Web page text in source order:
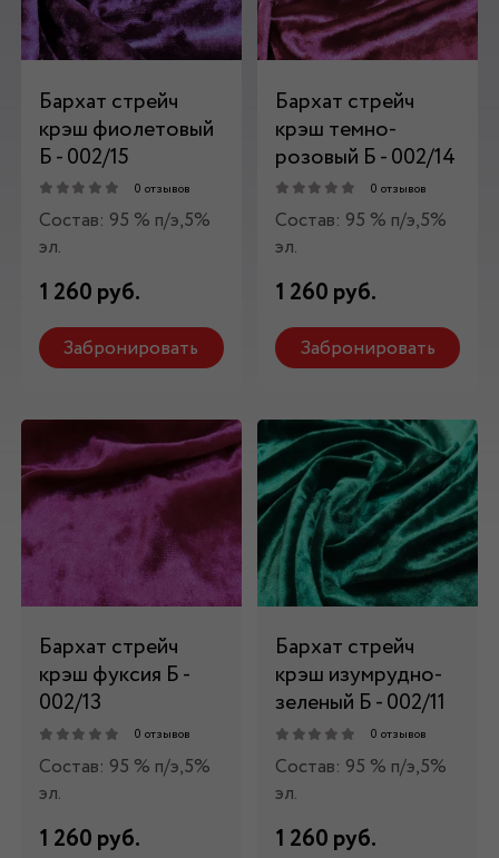
Бархат стрейч
крэш фиолетовый
Б - 002/15
0 отзывов
Состав: 95 % п/э,5%
эл.
1 260 руб.
Забронировать
Бархат стрейч
крэш темно-
розовый Б - 002/14
0 отзывов
Состав: 95 % п/э,5%
эл.
1 260 руб.
Забронировать
Бархат стрейч
крэш фуксия Б -
002/13
0 отзывов
Состав: 95 % п/э,5%
эл.
1 260 руб.
Бархат стрейч
крэш изумрудно-
зеленый Б - 002/11
0 отзывов
Состав: 95 % п/э,5%
эл.
1 260 руб.